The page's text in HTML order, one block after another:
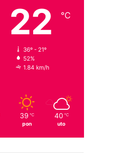
22 ℃
36º - 21º
52%
1.84 km/h
39 ℃
pon
40 ℃
uto